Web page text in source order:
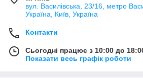
вул. Василівська, 23/16, метро
Україна, Київ, Україна
Контакти
Сьогодні працює з 10:00 до
Показати весь графік роботи